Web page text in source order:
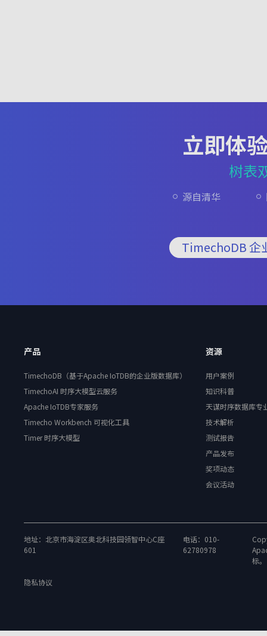
立即体
树表
源自清华
TimechoDB 企
产品
TimechoDB（基于Apache IoTDB的企业版数据库）
TimechoAI 时序大模型云服务
Apache IoTDB专家服务
Timecho Workbench 可视化工具
Timer 时序大模型
资源
用户案例
知识科普
天谋时序数据库专
技术解析
测试报告
产品发布
奖项动态
会议活动
地址：北京市海淀区奥北科技园领智中心C座
601
电话：010-
62780978
标。
隐私协议